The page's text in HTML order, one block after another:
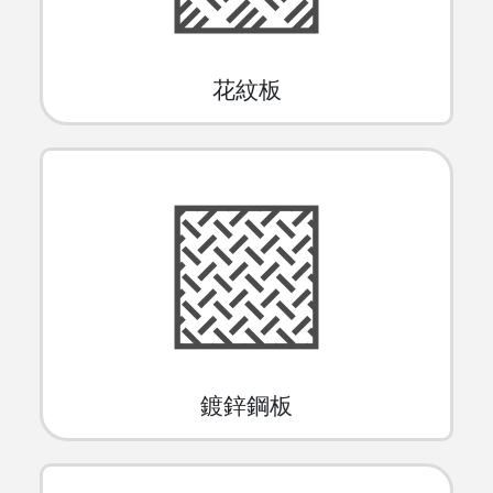
花紋板
鍍鋅鋼板